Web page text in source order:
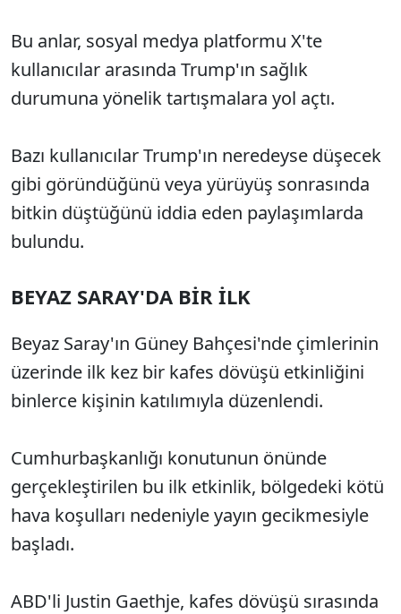
Bu anlar, sosyal medya platformu X'te
kullanıcılar arasında Trump'ın sağlık
durumuna yönelik tartışmalara yol açtı.
Bazı kullanıcılar Trump'ın neredeyse düşecek
gibi göründüğünü veya yürüyüş sonrasında
bitkin düştüğünü iddia eden paylaşımlarda
bulundu.
BEYAZ SARAY'DA BİR İLK
Beyaz Saray'ın Güney Bahçesi'nde çimlerinin
üzerinde ilk kez bir kafes dövüşü etkinliğini
binlerce kişinin katılımıyla düzenlendi.
Cumhurbaşkanlığı konutunun önünde
gerçekleştirilen bu ilk etkinlik, bölgedeki kötü
hava koşulları nedeniyle yayın gecikmesiyle
başladı.
ABD'li Justin Gaethje, kafes dövüşü sırasında